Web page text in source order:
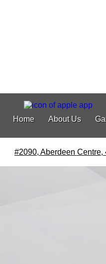
Home About Us
#2090, Aberdeen